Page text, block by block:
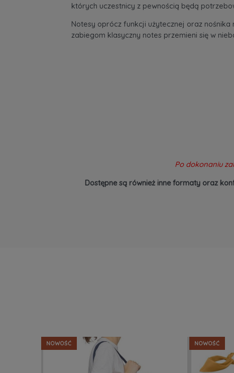
których uczestnicy z pewnością będą
Notesy oprócz funkcji użytecznej oraz
zabiegom klasyczny notes przemieni się w
Po dokonaniu
Dostępne są również inne formaty oraz
NOWOŚĆ NOWOŚĆ